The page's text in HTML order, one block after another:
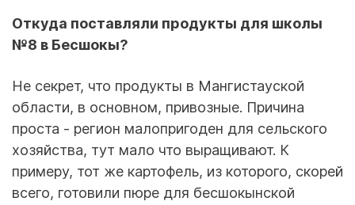
Откуда поставляли продукты для школы
№8 в Бесшокы?
Не секрет, что продукты в Мангистауской
области, в основном, привозные. Причина
проста - регион малопригоден для сельского
хозяйства, тут мало что выращивают. К
примеру, тот же картофель, из которого, скорей
всего, готовили пюре для бесшокынской